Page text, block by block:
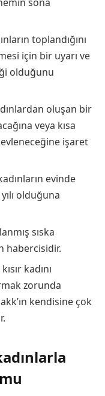
sona
toplandığını
için bir uyarı ve
olduğunu
oluşan bir
veya kısa
işaret
evinde
olduğuna
sıska
habercisidir.
kadını
zorunda
kendisine çok